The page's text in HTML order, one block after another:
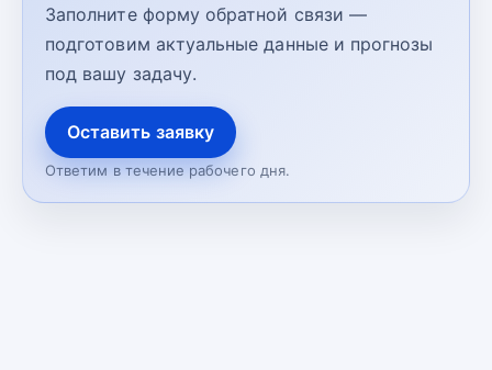
Заполните форму обратной связи —
подготовим актуальные данные и прогнозы
под вашу задачу.
Оставить заявку
Ответим в течение рабочего дня.